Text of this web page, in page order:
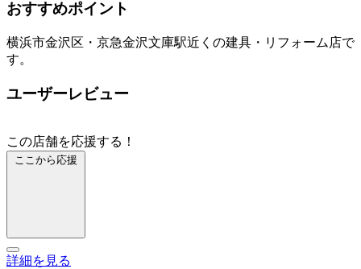
おすすめポイント
横浜市金沢区・京急金沢文庫駅近くの建具・リフォーム店で
す。
ユーザーレビュー
この店舗を応援する！
ここから応援
詳細を見る